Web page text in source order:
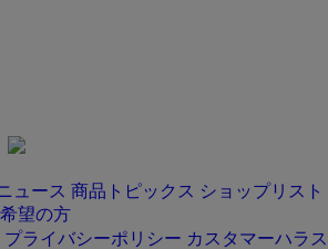
ュース 商品トピックス ショップリスト
望の方
プライバシーポリシー カスタマーハラス